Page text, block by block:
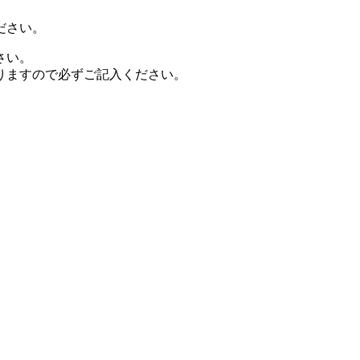
い。
。
すので必ずご記入ください。